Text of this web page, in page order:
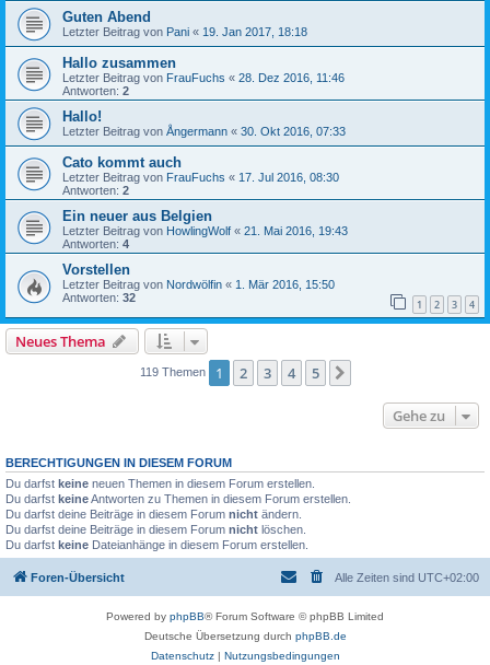
Guten Abend
Letzter Beitrag von Pani « 19. Jan 2017, 18:18
Hallo zusammen
Letzter Beitrag von FrauFuchs « 28. Dez 2016, 11:46
Antworten: 2
Hallo!
Letzter Beitrag von Ångermann « 30. Okt 2016, 07:33
Cato kommt auch
Letzter Beitrag von FrauFuchs « 17. Jul 2016, 08:30
Antworten: 2
Ein neuer aus Belgien
Letzter Beitrag von HowlingWolf « 21. Mai 2016, 19:43
Antworten: 4
Vorstellen
Letzter Beitrag von Nordwölfin « 1. Mär 2016, 15:50
Antworten: 32 1 2 3 4
Neues Thema
119 Themen 1 2 3 4 5
Gehe zu
BERECHTIGUNGEN IN DIESEM FORUM
Du darfst keine neuen Themen in diesem Forum erstellen.
Du darfst keineAntworten zu Themen in diesem Forum erstellen.
Du darfst deine Beiträge in diesem Forum nicht ändern.
Du darfst deine Beiträge in diesem Forum nicht löschen.
Du darfst keine Dateianhänge in diesem Forum erstellen.
Foren-Übersicht Alle Zeiten sind UTC+02:00
Powered by phpBB® Forum Software © phpBB Limited
Deutsche Übersetzung durch phpBB.de
Datenschutz| Nutzungsbedingungen